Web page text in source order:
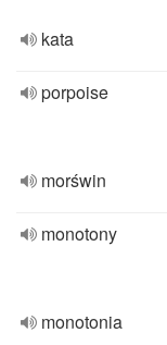
kata
porpoise
morświn
monotony
monotonia